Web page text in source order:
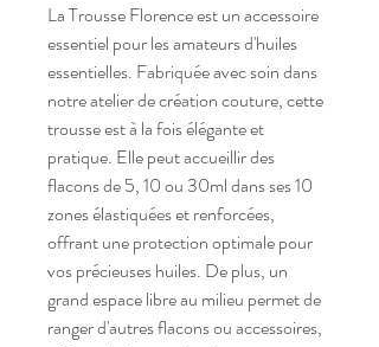
La Trousse Florence est un accessoire
essentiel pour les amateurs d'huiles
essentielles. Fabriquée avec soin dans
notre atelier de création couture, cette
trousse est à la fois élégante et
pratique. Elle peut accueillir des
flacons de 5, 10 ou 30ml dans ses 10
zones élastiquées et renforcées,
offrant une protection optimale pour
vos précieuses huiles. De plus, un
grand espace libre au milieu permet de
ranger d'autres flacons ou accessoires,